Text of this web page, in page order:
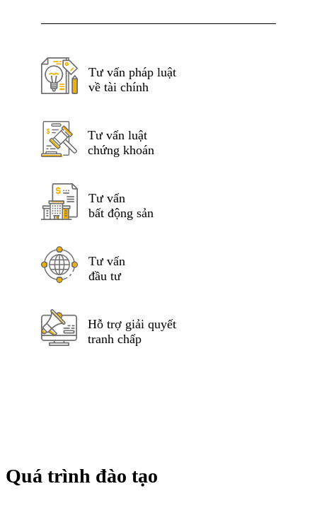
Tư vấn pháp luật
về tài chính
Tư vấn luật
chứng khoán
Tư vấn
bất động sản
Tư vấn
đầu tư
Hỗ trợ giải quyết
tranh chấp
Quá trình đào tạo